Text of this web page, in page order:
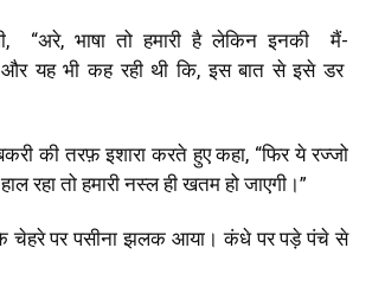
“अरे, भाषा तो हमारी है लेकिन इनकी मैं-
यह भी कह रही थी कि, इस बात से इसे डर
की तरफ़ इशारा करते हुए कहा, “फिर ये रज्जो
रहा तो हमारी नस्ल ही खतम हो जाएगी।”
चेहरे पर पसीना झलक आया। कंधे पर पड़े पंचे से